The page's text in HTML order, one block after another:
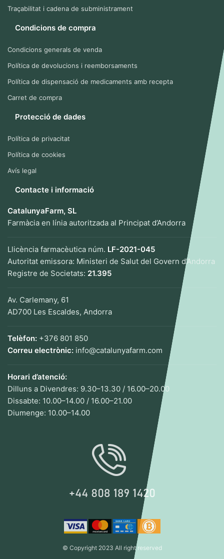
Traçabilitat i cadena de subministrament
Condicions de compra
Condicions generals de venda
Política de devolucions i reemborsaments
Política de dispensació de medicaments amb recepta
Carret de compra
Protecció de dades
Política de privacitat
Política de cookies
Avís legal
Contacte i informació
CatalunyaFarm, SL
Farmàcia en línia autoritzada al Principat d’Andorra
Llicència farmacèutica núm. LF-2021-045
Autoritat emissora: Ministeri de Salut del Govern d’Andorra
Registre de Societats: 21.395
Av. Carlemany, 61
AD700 Les Escaldes, Andorra
Telèfon: +376 801 850
Correu electrònic: info@catalunyafarm.com
Horari d’atenció:
Dilluns a Divendres: 9.30–13.30 / 16.00–20.00
Dissabte: 10.00–14.00 / 16.00–21.00
Diumenge: 10.00–14.00
© Copyright 2023 All right reserved